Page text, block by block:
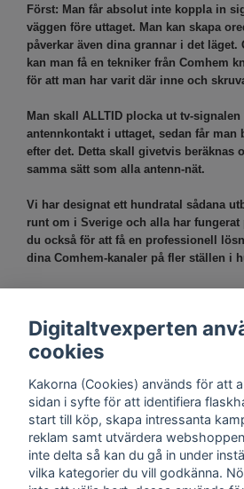
Först: Man får absolut inte koppla in
väggen före uttaget. Man kan skapa
påverkar även dina grannar i det läget.
kan man få en tekniker från Comhem
för att man har varit där inne och
Man skall ALLTID plocka ut tv-
antennkontakt i uttaget, sedan får man
efter det. Detta skall givetvis beräknas
samma sätt som alla antenn-nät.
Vi har designat ett hundratal sådana
runt om i Sverige och alla har fungerat
du också för att få en professionell
dina Comhem-kanaler på fler ställen i
Dämpning i kabeln!
Digitaltvexperten
cookies
Kakorna (Cookies) används för att
sidan i syfte för att identifiera
start till köp, skapa intressanta
reklam samt utvärdera
inte delta så kan du gå in under
vilka kategorier du vill godkänna.